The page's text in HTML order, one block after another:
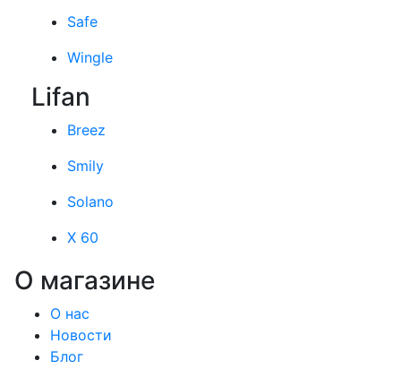
Safe
Wingle
Lifan
Breez
Smily
Solano
X 60
О магазине
О нас
Новости
Блог